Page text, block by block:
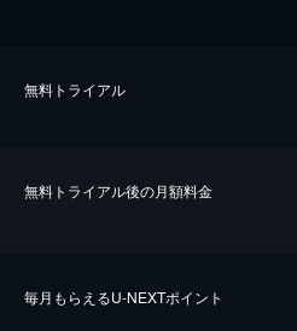
無料トライアル
無料トライアル後の⽉額料金
毎⽉もらえるU-NEXTポイント